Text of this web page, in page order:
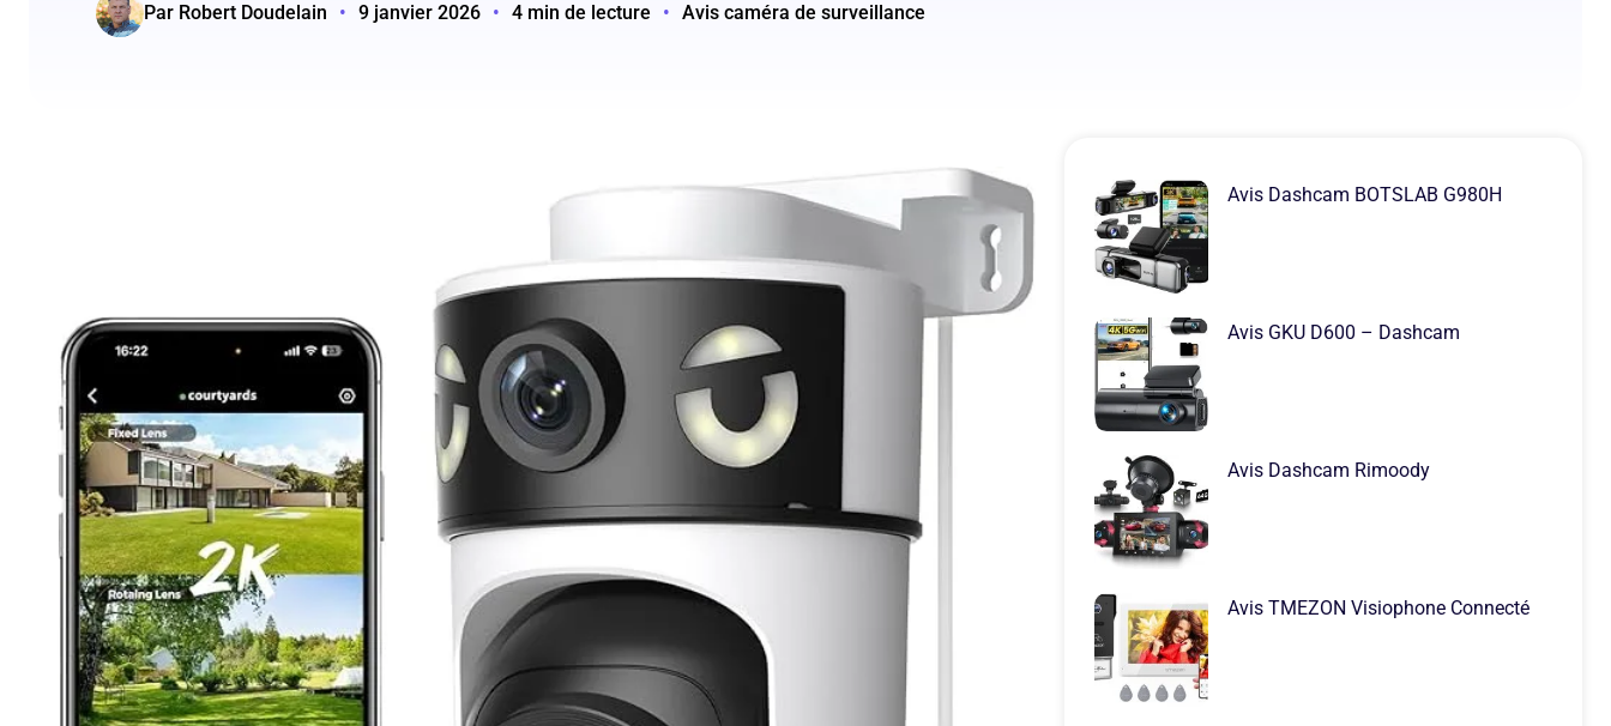
Par Robert Doudelain • 9 janvier 2026 • 4 min de lecture • Avis caméra de surveillance
Avis Dashcam BOTSLAB G980H
Avis GKU D600 – Dashcam
Avis Dashcam Rimoody
Avis TMEZON Visiophone Connecté